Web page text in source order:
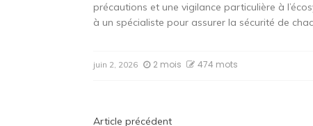
précautions et une vigilance particulière à
à un spécialiste pour assurer la sécurité de
juin 2, 2026 2 mois 474 mots
Article précédent